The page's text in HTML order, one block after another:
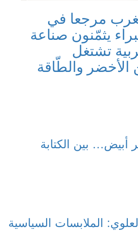
مرجعا في
يثمّنون صناعة
تشتغل
الأخضر والطّاقة
أبيض… بين الكتابة
الملابسات السياسية